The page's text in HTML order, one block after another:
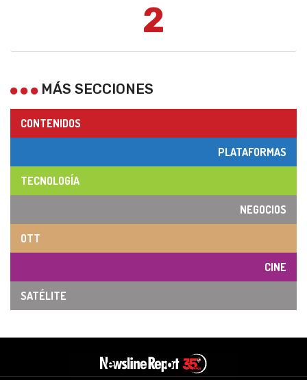
2
MÁS SECCIONES
CONTENIDOS
PLATAFORMAS
TECNOLOGÍA
NEGOCIOS
OTT
CINE
SATÉLITE